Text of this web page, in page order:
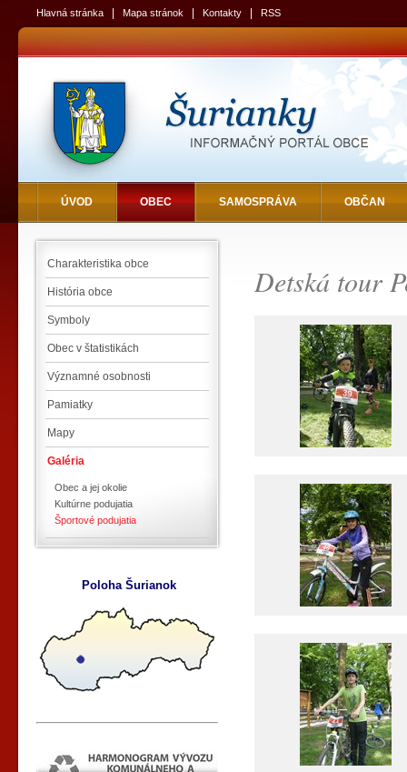
Hlavná stránka Mapa stránok Kontakty RSS
ÚVOD OBEC SAMOSPRÁVA OBČAN
Charakteristika obce
História obce
Symboly
Obec v štatistikách
Významné osobnosti
Pamiatky
Mapy
Galéria
Obec a jej okolie
Kultúrne podujatia
Športové podujatia
Poloha Šurianok
Detská tour